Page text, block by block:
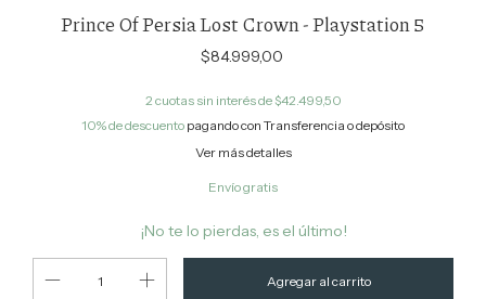
Prince Of Persia Lost Crown - Playstation 5
$84.999,00
2 cuotas sin interés de $42.499,50
10% de descuento pagando con Transferencia o depósito
Ver más detalles
Envío gratis
¡No te lo pierdas, es el último!